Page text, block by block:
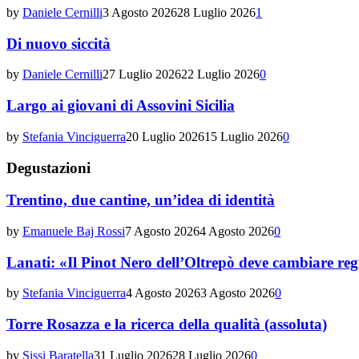
by Daniele Cernilli3 Agosto 202628 Luglio 20261
Di nuovo siccità
by Daniele Cernilli27 Luglio 202622 Luglio 20260
Largo ai giovani di Assovini Sicilia
by Stefania Vinciguerra20 Luglio 202615 Luglio 20260
Degustazioni
Trentino, due cantine, un’idea di identità
by Emanuele Baj Rossi7 Agosto 20264 Agosto 20260
Lanati: «Il Pinot Nero dell’Oltrepò deve cambiare
by Stefania Vinciguerra4 Agosto 20263 Agosto 20260
Torre Rosazza e la ricerca della qualità (assoluta)
by Sissi Baratella31 Luglio 202628 Luglio 20260